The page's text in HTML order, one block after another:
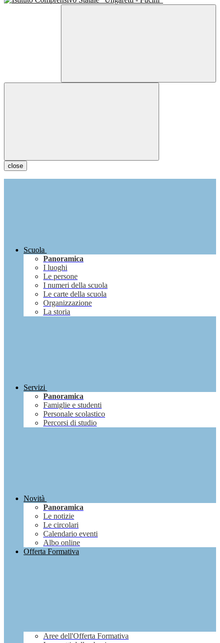
close
Scuola
Panoramica
I luoghi
Le persone
I numeri della scuola
Le carte della scuola
Organizzazione
La storia
Servizi
Panoramica
Famiglie e studenti
Personale scolastico
Percorsi di studio
Novità
Panoramica
Le notizie
Le circolari
Calendario eventi
Albo online
Offerta Formativa
Aree dell'Offerta Formativa